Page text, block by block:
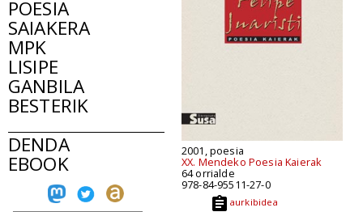
POESIA
SAIAKERA
MPK
LISIPE
GANBILA
BESTERIK
DENDA
EBOOK
2001, poesia
XX. Mendeko Poesia Kaierak
64 orrialde
978-84-95511-27-0
aurkibidea